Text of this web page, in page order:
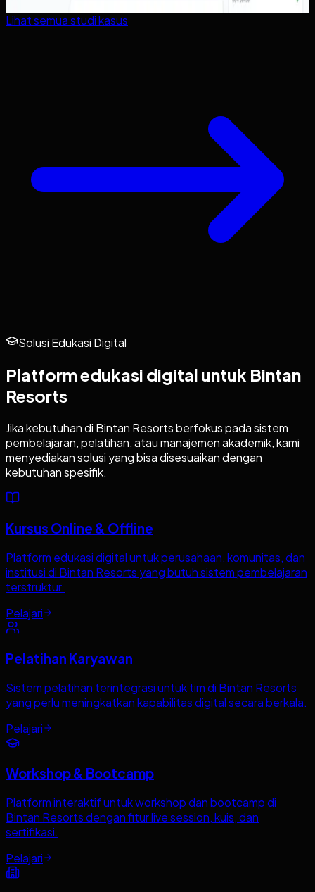
Lihat semua studi kasus
Solusi Edukasi Digital
Platform edukasi digital untuk Bintan
Resorts
Jika kebutuhan di Bintan Resortsberfokus pada sistem
pembelajaran, pelatihan, atau manajemen akademik, kami
menyediakan solusi yang bisa disesuaikan dengan
kebutuhan spesifik.
Kursus Online & Offline
Platform edukasi digital untuk perusahaan, komunitas, dan
institusi di Bintan Resorts yang butuh sistem pembelajaran
terstruktur.
Pelajari
Pelatihan Karyawan
Sistem pelatihan terintegrasi untuk tim di Bintan Resorts
yang perlu meningkatkan kapabilitas digital secara berkala.
Pelajari
Workshop & Bootcamp
Platform interaktif untuk workshop dan bootcamp di
Bintan Resorts dengan fitur live session, kuis, dan
sertifikasi.
Pelajari